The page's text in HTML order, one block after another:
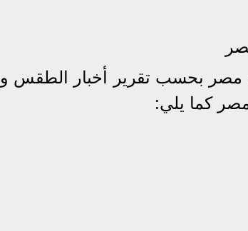
مصر بحسب تقرير أخبار الطقس
كما يلي: